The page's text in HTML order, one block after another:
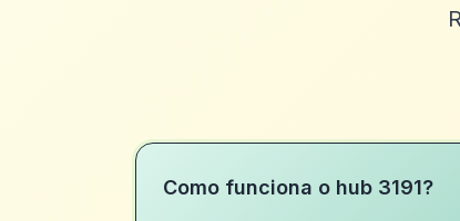
Como funciona o hub 3191?